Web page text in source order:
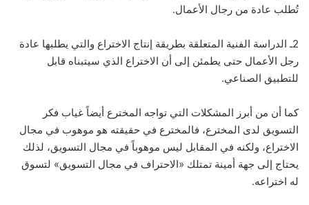
تُطلب عادة من رجال الأعمال.
2ـ الدراسة الفنية المتعلقة بطريقة إنتاج الاختراع والتي يطلبها عادة
رجل الأعمال حتى يطمئن إلى أن الاختراع الذي سيتبناه قابل
للتطبيق الصناعي.
كما أن من أبرز المشكلات التي تواجه المخترع أيضاً غياب فكر
التسويق لدى المخترع، فالمخترع في حقيقته هو موهوب في مجال
الاختراع، ولكنه في المقابل ليس موهوباً في مجال التسويق، لذلك
يحتاج إلى جهة أمينة تمتلك «الاحتراف في مجال التسويق» لتسوق
له اختراعه.